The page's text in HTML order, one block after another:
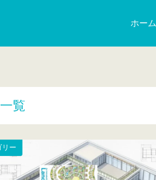
ホーム
覧
リー